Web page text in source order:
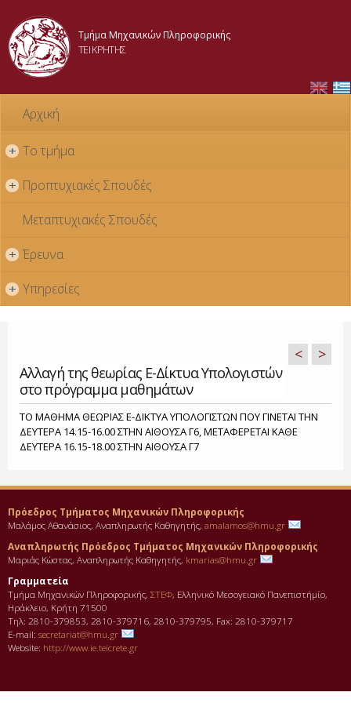
content
Τμήμα Μηχανικών Πληροφορικής
ΤΕΙ ΚΡΗΤΗΣ
Αρχική
+ Το τμήμα
+ Προπτυχιακές Σπουδές
Μεταπτυχιακές Σπουδές
+ Έρευνα
+ Υπηρεσίες
Αλλαγή της θεωρίας Ε-Δίκτυα Υπολογιστών
στο πρόγραμμα μαθημάτων
< >
ΤΟ ΜΑΘΗΜΑ ΘΕΩΡΙΑΣ Ε-ΔΙΚΤΥΑ ΥΠΟΛΟΓΙΣΤΩΝ ΠΟΥ ΓΙΝΕΤΑΙ ΤΗΝ
ΔΕΥΤΕΡΑ 14.15-16.00 ΣΤΗΝ ΑΙΘΟΥΣΑ Γ6, ΜΕΤΑΦΕΡΕΤΑΙ ΚΑΘΕ
ΔΕΥΤΕΡΑ 16.15-18.00 ΣΤΗΝ ΑΙΘΟΥΣΑ Γ7
Πρόεδρος Τμήματος Μηχανικών Πληροφορικής
Μαλάμος Αθανάσιος, Αναπληρωτής Καθηγητής, amalamos@hmu.gr
Αναπληρωτής Πρόεδρος Τμήματος Μηχανικών Πληροφορικής
Μαριάς Κώστας, Αναπληρωτής Καθηγητής, kmarias@hmu.gr
Γραμματεία
Τμήμα Μηχανικών Πληροφορικής, ΣΤΕΦ, Ελληνικό Μεσογειακό Πανεπιστήμίο,
Ηράκλειο, Κρήτη 71500
Τηλ: 2810-379853, 2810-379716, 2810-379795, Fax: 2810-379717
E-mail: secretariat@hmu.gr
Website: http://www.ie.teicrete.gr